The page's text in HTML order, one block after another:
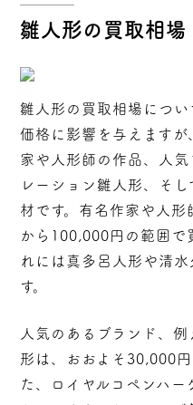
雛人形の買取相場
雛人形の買取相場につ
価格に影響を与えます
家や人形師の作品、人
レーション雛人形、そ
材です。有名作家や人
から100,000円の範囲で
れには真多呂人形や清
す。
人気のあるブランド、
形は、おおよそ30,000
た、ロイヤルコペンハー